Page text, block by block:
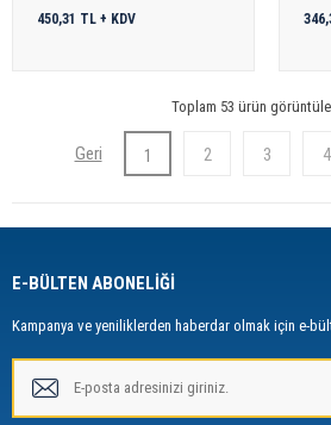
450,31 TL + KDV
Toplam 53 ürün
1 2 3 4
E-BÜLTEN ABONELİĞİ
Kampanya ve yeniliklerden haberdar olmak için e-